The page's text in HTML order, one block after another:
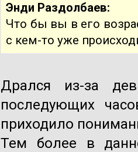
Энди Раздолбаев:
Что бы вы в его
с кем-то уже
Дрался из-за
последующих
приходило
Тем более в